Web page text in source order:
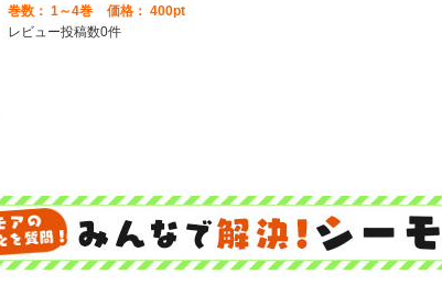
巻数： 1～4巻
価格： 400pt
レビュー投稿数0件